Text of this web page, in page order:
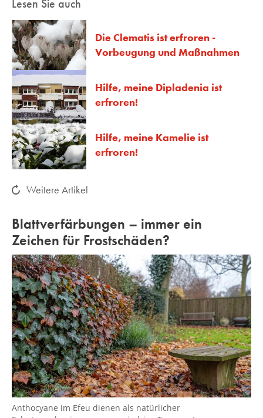
Lesen Sie auch
Die Clematis ist erfroren -
Vorbeugung und Maßnahmen
Hilfe, meine Dipladenia ist
erfroren!
Hilfe, meine Kamelie ist
erfroren!
Weitere Artikel
Blattverfärbungen – immer ein
Zeichen für Frostschäden?
Anthocyane im Efeu dienen als natürlicher